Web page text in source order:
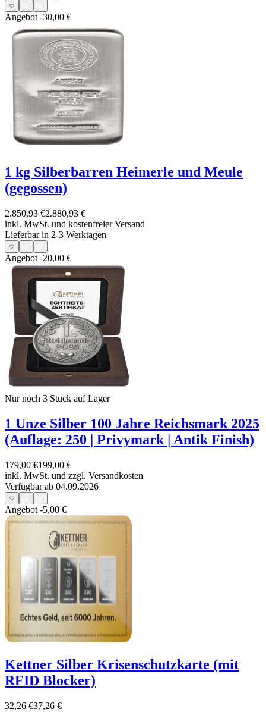
Angebot -30,00 €
1 kg Silberbarren Heimerle und Meule
(gegossen)
2.850,93 €2.880,93 €
inkl. MwSt. und kostenfreier Versand
Lieferbar in 2-3 Werktagen
Angebot -20,00 €
Nur noch 3 Stück auf Lager
1 Unze Silber 100 Jahre Reichsmark 2025
(Auflage: 250 | Privymark | Antik Finish)
179,00 €199,00 €
inkl. MwSt. und zzgl. Versandkosten
Verfügbar ab 04.09.2026
Angebot -5,00 €
Kettner Silber Krisenschutzkarte (mit
RFID Blocker)
32,26 €37,26 €